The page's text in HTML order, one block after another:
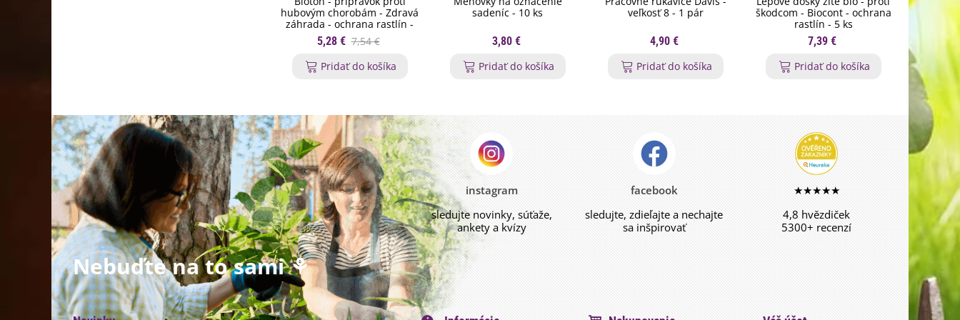
hubovým chorobám - Zdravá
záhrada - ochrana rastlín -
200 ml
5,28 € 7,54 €
Pridať do košíka
sadeníc - 10 ks
3,80 €
Pridať do košíka
veľkosť 8 - 1 pár
4,90 €
Pridať do košíka
škodcom - Biocont - ochrana
rastlín - 5 ks
7,39 €
Pridať do košíka
Nebuďte na to sami ⚘
instagram
sledujte novinky, súťaže,
ankety a kvízy
facebook
sledujte, zdieľajte a nechajte
sa inšpirovať
★★★★★
4,8 hvězdiček
5300+ recenzí